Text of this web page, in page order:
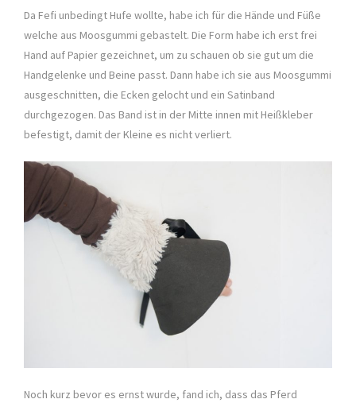
Da Fefi unbedingt Hufe wollte, habe ich für die Hände und Füße
welche aus Moosgummi gebastelt. Die Form habe ich erst frei
Hand auf Papier gezeichnet, um zu schauen ob sie gut um die
Handgelenke und Beine passt. Dann habe ich sie aus Moosgummi
ausgeschnitten, die Ecken gelocht und ein Satinband
durchgezogen. Das Band ist in der Mitte innen mit Heißkleber
befestigt, damit der Kleine es nicht verliert.
Noch kurz bevor es ernst wurde, fand ich, dass das Pferd